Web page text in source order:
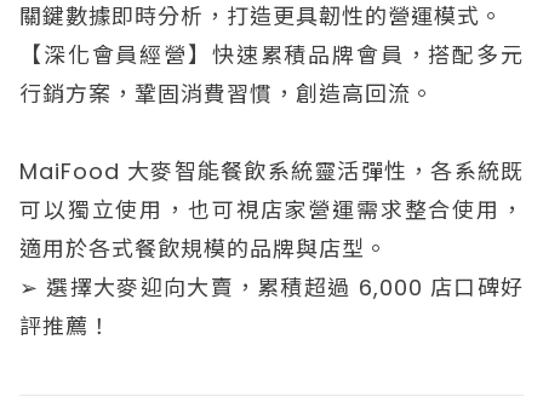
關鍵數據即時分析，打造更具韌性的營運模式。
【深化會員經營】快速累積品牌會員，搭配多元
行銷方案，鞏固消費習慣，創造高回流。
MaiFood 大麥智能餐飲系統靈活彈性，各系統既
可以獨立使用，也可視店家營運需求整合使用，
適用於各式餐飲規模的品牌與店型。
➢ 選擇大麥迎向大賣，累積超過 6,000 店口碑好
評推薦！